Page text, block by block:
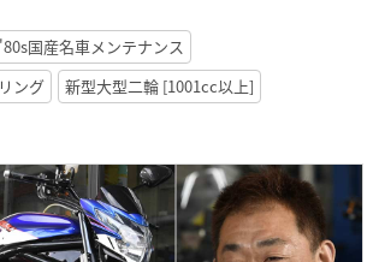
国産名車メンテナンス
ング
新型大型二輪 [1001cc以上]